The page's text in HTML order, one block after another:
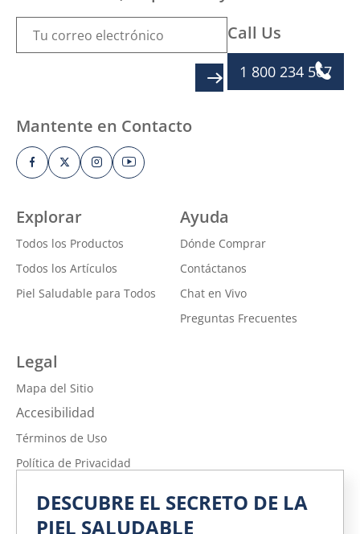
Explorar
Todos los Productos
Todos los Artículos
Piel Saludable para Todos
Ayuda
Dónde Comprar
Contáctanos
Chat en Vivo
Preguntas Frecuentes
Legal
Mapa del Sitio
Accesibilidad
Términos de Uso
Política de Privacidad
Política de Privacidad de la Información sobre la Salud del
Call Us
1 800 234 567
Mantente en Contacto
DESCUBRE EL SECRETO DE LA
PIEL SALUDABLE